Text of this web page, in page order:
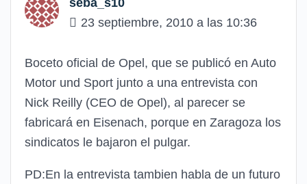
seba_s10
23 septiembre, 2010 a las 10:36
Boceto oficial de Opel, que se publicó en Auto
Motor und Sport junto a una entrevista con
Nick Reilly (CEO de Opel), al parecer se
fabricará en Eisenach, porque en Zaragoza los
sindicatos le bajaron el pulgar.
PD:En la entrevista tambien habla de un futuro